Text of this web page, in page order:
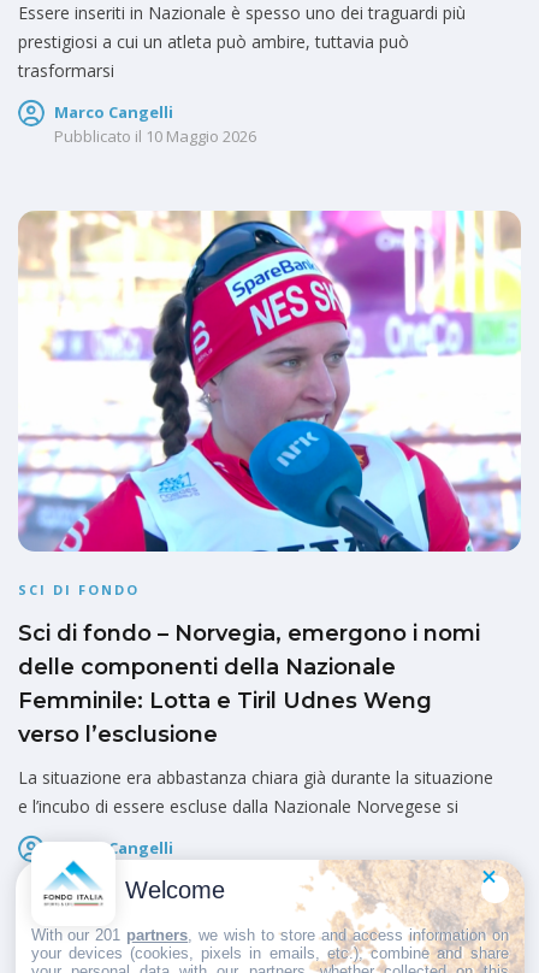
Essere inseriti in Nazionale è spesso uno dei traguardi più
prestigiosi a cui un atleta può ambire, tuttavia può
trasformarsi
Marco Cangelli
Pubblicato il 10 Maggio 2026
SCI DI FONDO
Sci di fondo – Norvegia, emergono i nomi
delle componenti della Nazionale
Femminile: Lotta e Tiril Udnes Weng
verso l’esclusione
La situazione era abbastanza chiara già durante la situazione
e l’incubo di essere escluse dalla Nazionale Norvegese si
Marco Cangelli
Pubblicato il
Welcome
With our 201 partners , we wish to store and access information on
your devices (cookies, pixels in emails, etc.), combine and share